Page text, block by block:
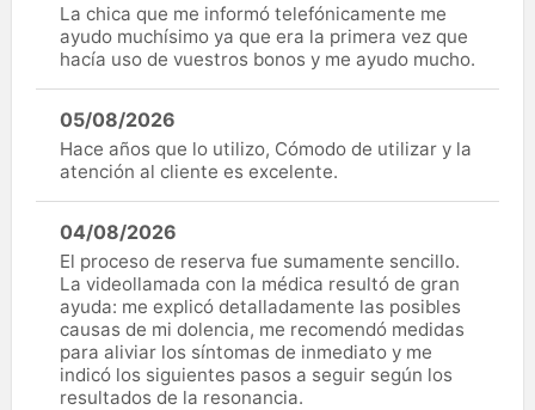
La chica que me informó telefónicamente me
ayudo muchísimo ya que era la primera vez que
hacía uso de vuestros bonos y me ayudo mucho.
05/08/2026
Hace años que lo utilizo, Cómodo de utilizar y la
atención al cliente es excelente.
04/08/2026
El proceso de reserva fue sumamente sencillo.
La videollamada con la médica resultó de gran
ayuda: me explicó detalladamente las posibles
causas de mi dolencia, me recomendó medidas
para aliviar los síntomas de inmediato y me
indicó los siguientes pasos a seguir según los
resultados de la resonancia.